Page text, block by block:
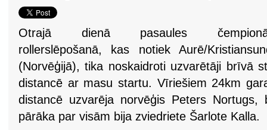
Otrajā dienā pasaules
rollerslēpošanā, kas notiek Aurē/
(Norvēģijā), tika noskaidroti uzvarētāji brīvā
distancē ar masu startu. Vīriešiem 24km
distancē uzvarēja norvēģis Peters Nortugs,
pārāka par visām bija zviedriete Šarlote Kalla.